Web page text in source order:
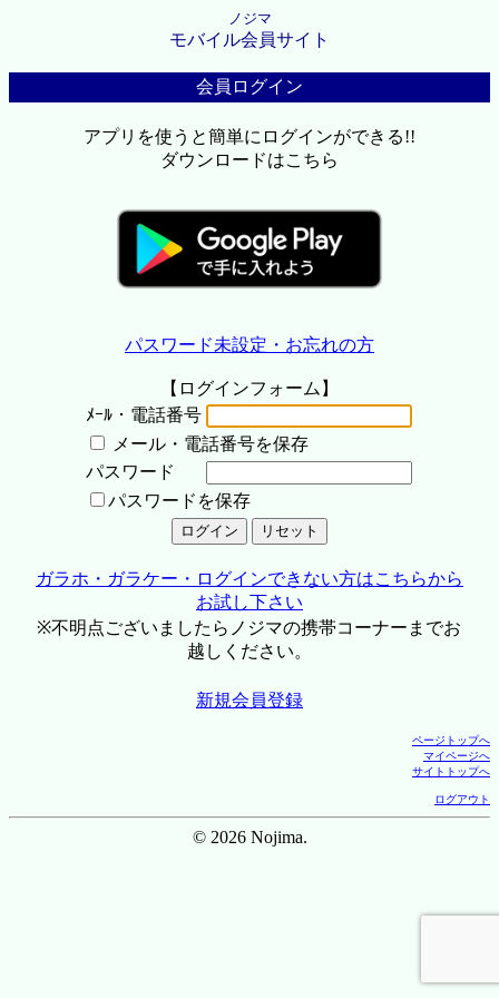
ノジマ
モバイル会員サイト
会員ログイン
アプリを使うと簡単にログインができる!!
ダウンロードはこちら
パスワード未設定・お忘れの方
【ログインフォーム】
ﾒｰﾙ・電話番号
メール・電話番号を保存
パスワード
パスワードを保存
ガラホ・ガラケー・ログインできない方はこちらから
お試し下さい
※不明点ございましたらノジマの携帯コーナーまでお
越しください。
新規会員登録
ページトップへ
マイページへ
サイトトップへ
ログアウト
© 2026 Nojima.